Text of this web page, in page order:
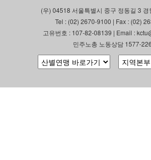
(우) 04518 서울특별시 중구 정동길 3
Tel : (02) 2670-9100 | Fax : (02)
고유번호 : 107-82-08139 | Email :
민주노총 노동상담 1577-